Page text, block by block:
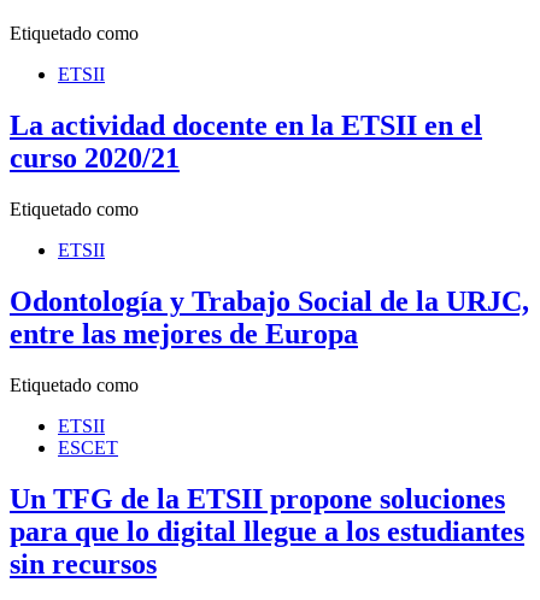
Etiquetado como
ETSII
La actividad docente en la ETSII en el
curso 2020/21
Etiquetado como
ETSII
Odontología y Trabajo Social de la URJC,
entre las mejores de Europa
Etiquetado como
ETSII
ESCET
Un TFG de la ETSII propone soluciones
para que lo digital llegue a los estudiantes
sin recursos